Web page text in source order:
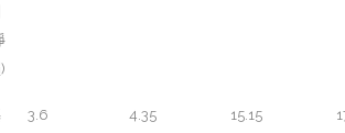
3.6 4.35 15.15